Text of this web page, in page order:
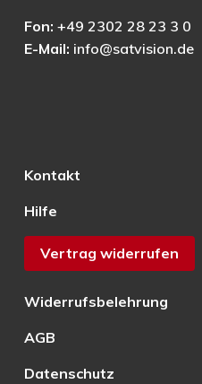
Fon: +49 2302 28 23 3 0
E-Mail: info@satvision.de
Kontakt
Hilfe
Vertrag widerrufen
Widerrufsbelehrung
AGB
Datenschutz